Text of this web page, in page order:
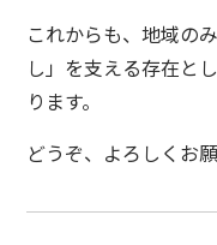
これからも、地域の
し」を支える存在と
ります。
どうぞ、よろしくお